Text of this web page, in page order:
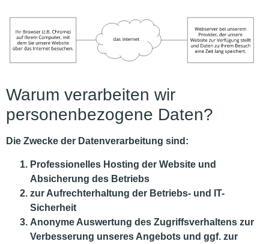
Warum verarbeiten wir
personenbezogene Daten?
Die Zwecke der Datenverarbeitung sind:
Professionelles Hosting der Website und
Absicherung des Betriebs
zur Aufrechterhaltung der Betriebs- und IT-
Sicherheit
Anonyme Auswertung des Zugriffsverhaltens zur
Verbesserung unseres Angebots und ggf. zur